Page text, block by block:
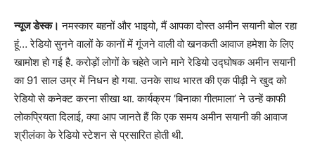
न्यूज डेस्क। नमस्कार बहनों और भाइयो, मैं आपका दोस्त अमीन सयानी बोल रहा
हूं… रेडियो सुनने वालों के कानों में गूंजने वाली वो खनकती आवाज हमेशा के लिए
खामोश हो गई है. करोड़ों लोगों के चहेते जाने माने रेडियो उद्घोषक अमीन सयानी
का 91 साल उम्र में निधन हो गया. उनके साथ भारत की एक पीढ़ी ने खुद को
रेडियो से कनेक्ट करना सीखा था. कार्यक्रम ‘बिनाका गीतमाला’ ने उन्हें काफी
लोकप्रियता दिलाई, क्या आप जानते हैं कि एक समय अमीन सयानी की आवाज
श्रीलंका के रेडियो स्टेशन से प्रसारित होती थी.